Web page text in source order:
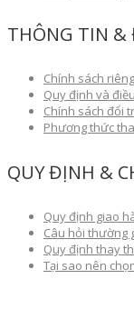
THÔNG TIN &
Chính sách
Quy định và
Chính sách đổi
Phương thức
QUY ĐỊNH &
Quy định giao
Câu hỏi thường
Quy định thay
Tại sao nên